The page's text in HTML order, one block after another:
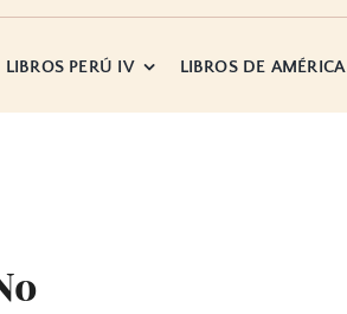
LIBROS PERÚ IV LIBROS DE AMÉRICA